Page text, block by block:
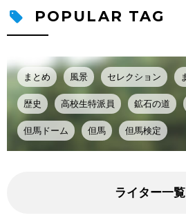
POPULAR TAG
まとめ 風景 セレクション
歴史 高校生特派員 鉱石の道
但馬ドーム 但馬 但馬検定
ライター一覧